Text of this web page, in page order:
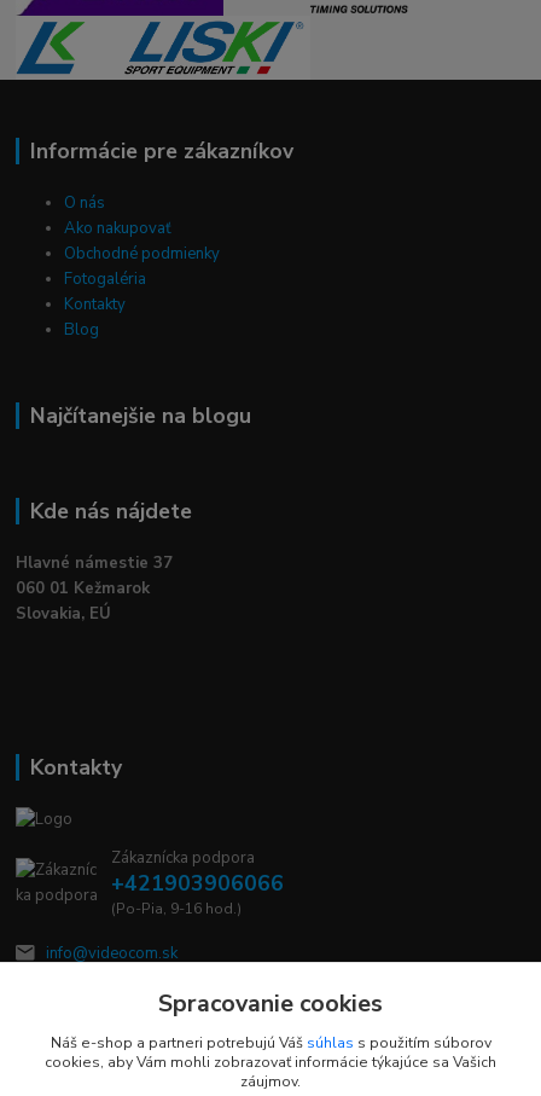
Informácie pre zákazníkov
O nás
Ako nakupovať
Obchodné podmienky
Fotogaléria
Kontakty
Blog
Najčítanejšie na blogu
Kde nás nájdete
Hlavné námestie 37
060 01 Kežmarok
Slovakia, EÚ
Kontakty
Zákaznícka podpora
+421903906066
(Po-Pia, 9-16 hod.)
info@videocom.sk
Spracovanie cookies
Náš e-shop a partneri potrebujú Váš súhlas s použitím súborov
cookies, aby Vám mohli zobrazovať informácie týkajúce sa Vašich
záujmov.